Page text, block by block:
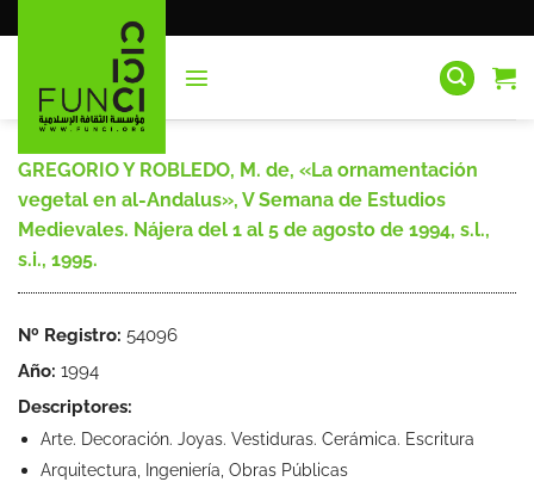
al
GREGORIO Y ROBLEDO, M. de, «La ornamentación
vegetal en al-Andalus», V Semana de Estudios
Medievales. Nájera del 1 al 5 de agosto de 1994, s.l.,
s.i., 1995.
Nº Registro: 54096
Año: 1994
Descriptores:
Arte. Decoración. Joyas. Vestiduras. Cerámica. Escritura
Arquitectura, Ingeniería, Obras Públicas